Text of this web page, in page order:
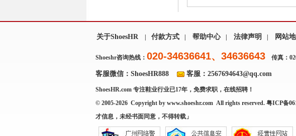
关于ShoesHR 付款方式 帮助中心 法律声明 网站
Shoeshr咨询热线： 020-34636641、34636643 传真：
客服微信：ShoesHR888 客服：2567694643@qq.com
ShoesHR.com 专注鞋业行业已17年，免费求职，在线招聘！
© 2005-2026 Copyright by www.shoeshr.com All rights reserved. 粤ICP备
才信息，未经书面同意，不得转载」